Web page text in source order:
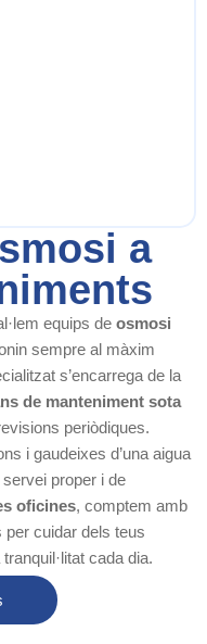
a
equips de osmosi
sempre al màxim
s’encarrega de la
de manteniment sota
periòdiques.
i gaudeixes d’una aigua
proper i de
oficines, comptem amb
per cuidar dels teus
cada dia.